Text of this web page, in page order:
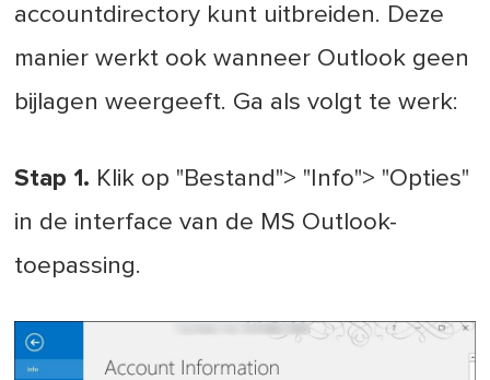
accountdirectory kunt uitbreiden. Deze
manier werkt ook wanneer Outlook geen
bijlagen weergeeft. Ga als volgt te werk:
Stap 1. Klik op "Bestand"> "Info"> "Opties"
in de interface van de MS Outlook-
toepassing.